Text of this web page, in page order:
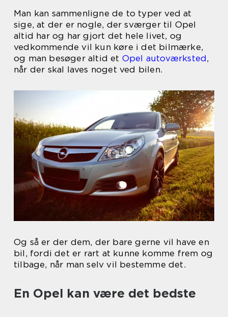
Man kan sammenligne de to typer ved at
sige, at der er nogle, der sværger til Opel
altid har og har gjort det hele livet, og
vedkommende vil kun køre i det bilmærke,
og man besøger altid et Opel autoværksted,
når der skal laves noget ved bilen.
Og så er der dem, der bare gerne vil have en
bil, fordi det er rart at kunne komme frem og
tilbage, når man selv vil bestemme det.
En Opel kan være det bedste